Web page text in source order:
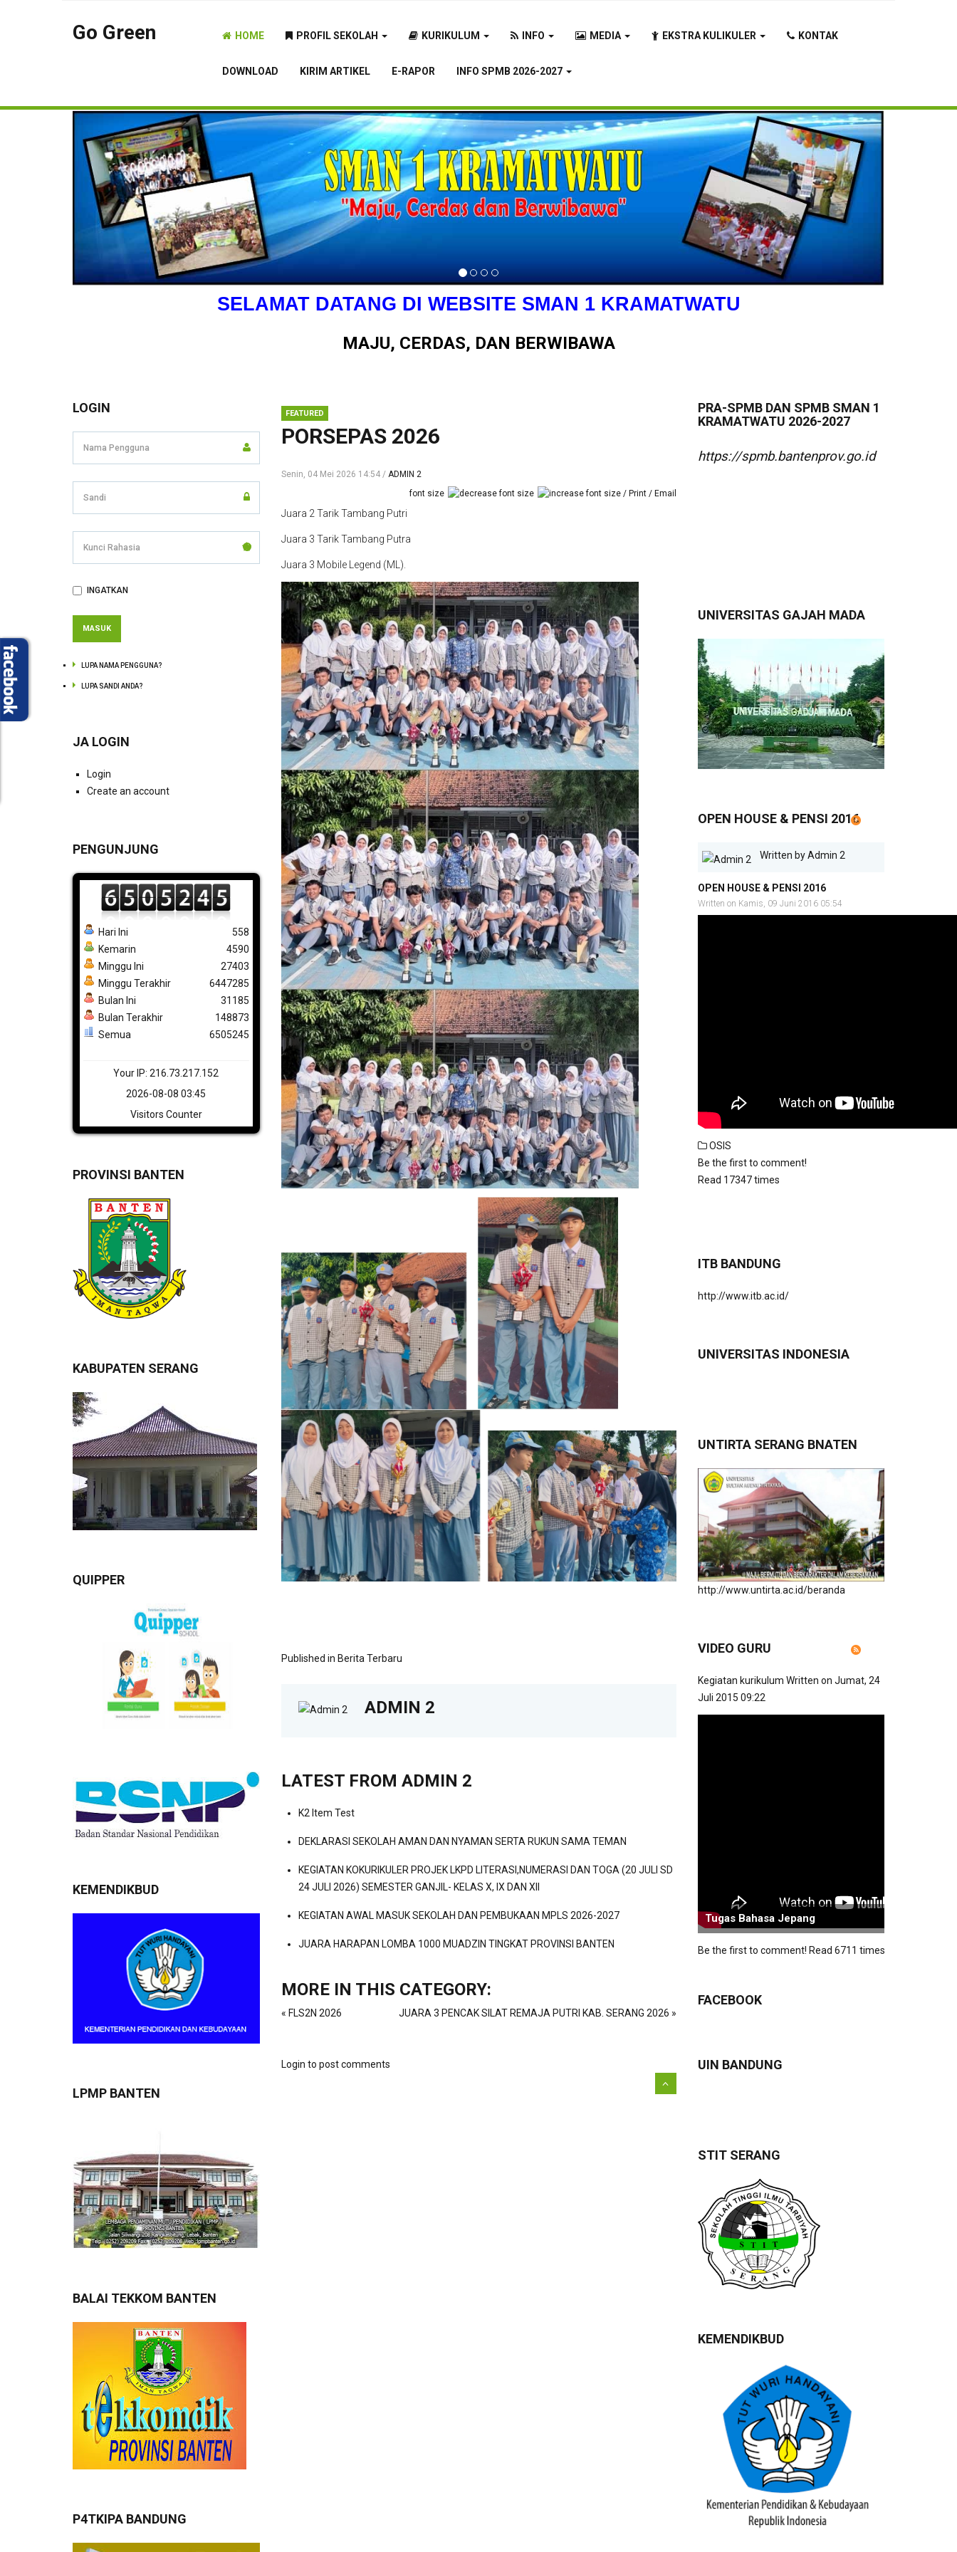
Go Green HOME PROFIL SEKOLAH KURIKULUM INFO MEDIA EKSTRA KULIKULER KONTAK
DOWNLOAD KIRIM ARTIKEL E-RAPOR INFO SPMB 2026-2027
SELAMAT DATANG DI WEBSITE SMAN 1 KRAMATWATU
MAJU, CERDAS, DAN BERWIBAWA
FEATURED
PORSEPAS 2026
Senin, 04 Mei 2026 14:54
ADMIN 2
font size
Print Email
Juara 2 Tarik Tambang Putri
Juara 3 Tarik Tambang Putra
Juara 3 Mobile Legend (ML).
Published in Berita Terbaru
ADMIN 2
LATEST FROM ADMIN 2
K2 Item Test
DEKLARASI SEKOLAH AMAN DAN NYAMAN SERTA RUKUN SAMA TEMAN
KEGIATAN KOKURIKULER PROJEK LKPD LITERASI,NUMERASI DAN TOGA (20 JULI SD
24 JULI 2026) SEMESTER GANJIL- KELAS X, IX DAN XII
KEGIATAN AWAL MASUK SEKOLAH DAN PEMBUKAAN MPLS 2026-2027
JUARA HARAPAN LOMBA 1000 MUADZIN TINGKAT PROVINSI BANTEN
MORE IN THIS CATEGORY:
« FLS2N 2026 JUARA 3 PENCAK SILAT REMAJA PUTRI KAB. SERANG 2026 »
Login to post comments
LOGIN
INGATKAN
LUPA NAMA PENGGUNA?
LUPA SANDI ANDA?
JA LOGIN
Login
Create an account
PENGUNJUNG
Hari Ini
Kemarin
Minggu Ini
Minggu Terakhir
Bulan Ini
Bulan Terakhir
Semua
558
4590
27403
6447285
31185
148873
6505245
Your IP: 216.73.217.152
2026-08-08 03:45
Visitors Counter
PROVINSI BANTEN
KABUPATEN SERANG
QUIPPER
KEMENDIKBUD
LPMP BANTEN
BALAI TEKKOM BANTEN
P4TKIPA BANDUNG
PRA-SPMB DAN SPMB SMAN 1
KRAMATWATU 2026-2027
https://spmb.bantenprov.go.id
UNIVERSITAS GAJAH MADA
OPEN HOUSE & PENSI 2016
Written byAdmin 2
OPEN HOUSE & PENSI 2016
Written on Kamis, 09 Juni 2016 05:54
OSIS
Be the first to comment!
Read 17347 times
ITB BANDUNG
http://www.itb.ac.id/
UNIVERSITAS INDONESIA
UNTIRTA SERANG BNATEN
http://www.untirta.ac.id/beranda
VIDEO GURU
Kegiatan kurikulum
Tugas Bahasa Jepang
Written on Jumat, 24
Juli 2015 09:22
Be the first to comment! Read 6711 times
FACEBOOK
UIN BANDUNG
STIT SERANG
KEMENDIKBUD